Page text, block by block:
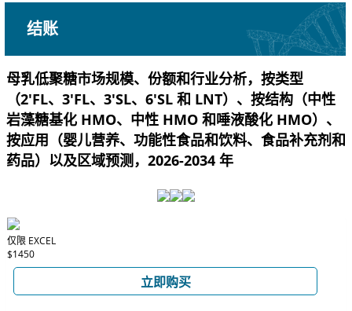
结账
母乳低聚糖市场规模、份额和行业分析，按类型
（2'FL、3'FL、3'SL、6'SL 和 LNT）、按结构（中性
岩藻糖基化 HMO、中性 HMO 和唾液酸化 HMO）、
按应用（婴儿营养、功能性食品和饮料、食品补充剂和
药品）以及区域预测，2026-2034 年
仅限 EXCEL
$1450
立即购买